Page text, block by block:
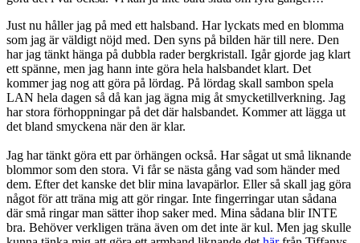
Just nu håller jag på med ett halsband. Har lyckats med en blomma
som jag är väldigt nöjd med. Den syns på bilden här till nere. Den
har jag tänkt hänga på dubbla rader bergkristall. Igår gjorde jag klart
ett spänne, men jag hann inte göra hela halsbandet klart. Det
kommer jag nog att göra på lördag. På lördag skall sambon spela
LAN hela dagen så då kan jag ägna mig åt smycketillverkning. Jag
har stora förhoppningar på det där halsbandet. Kommer att lägga ut
det bland smyckena när den är klar.
Jag har tänkt göra ett par örhängen också. Har sågat ut små liknande
blommor som den stora. Vi får se nästa gång vad som händer med
dem. Efter det kanske det blir mina lavapärlor. Eller så skall jag göra
något för att träna mig att gör ringar. Inte fingerringar utan sådana
där små ringar man sätter ihop saker med. Mina sådana blir INTE
bra. Behöver verkligen träna även om det inte är kul. Men jag skulle